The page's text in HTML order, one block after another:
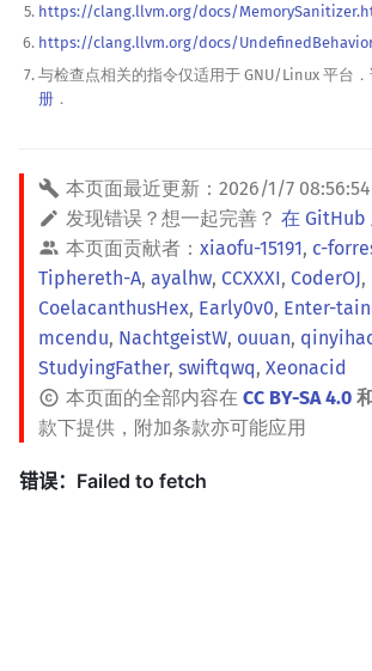
https://clang.llvm.org/docs/
https://clang.llvm.org/docs/
与检查点相关的指令仅适用于 GNU/Linux 平台
册 ．
本页面最近更新： 2026/1/7 08:56:54
发现错误？想一起完善？ 在 GitHub
本页面贡献者： xiaofu-15191, c-
Tiphereth-A, ayalhw, CCXXXI, CoderOJ,
CoelacanthusHex, Early0v0, Enter-
mcendu, NachtgeistW, ouuan,
StudyingFather, swiftqwq, Xeonacid
本页面的全部内容在 CC BY-SA 4.0
款下提供，附加条款亦可能应用